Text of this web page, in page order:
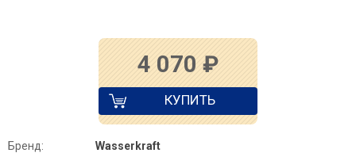
4 070 ₽
КУПИТЬ
Бренд:
Wasserkraft